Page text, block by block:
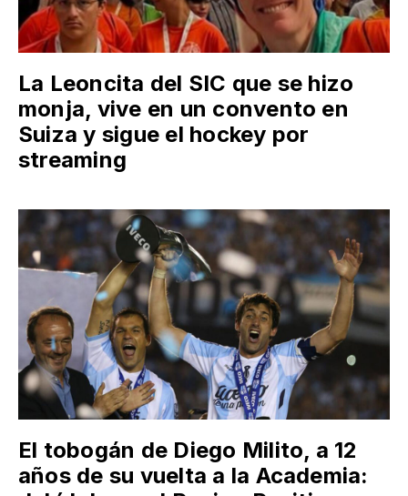
La Leoncita del SIC que se hizo
monja, vive en un convento en
Suiza y sigue el hockey por
streaming
El tobogán de Diego Milito, a 12
años de su vuelta a la Academia: